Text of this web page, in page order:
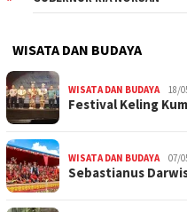
WISATA DAN BUDAYA
WISATA DAN BUDAYA 18/
Festival Keling
WISATA DAN BUDAYA 07/
Sebastianus